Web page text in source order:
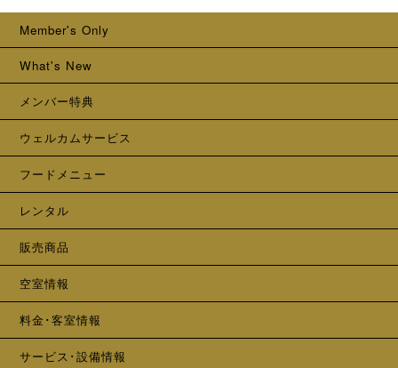
Member's Only
What's New
メンバー特典
ウェルカムサービス
フードメニュー
レンタル
販売商品
空室情報
料金･客室情報
サービス･設備情報